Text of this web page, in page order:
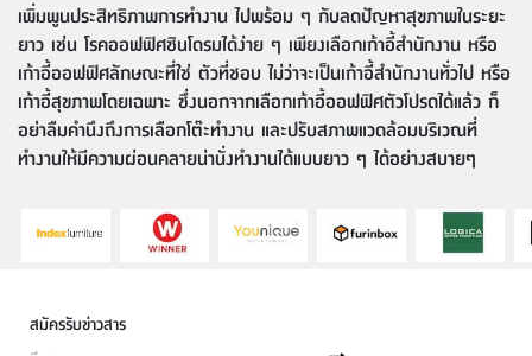
เพิ่มพูนประสิทธิภาพการทำงาน ไปพร้อม ๆ กับลดปัญหาสุขภาพในระยะ
ยาว เช่น โรคออฟฟิศซินโดรมได้ง่าย ๆ เพียงเลือกเก้าอี้สำนักงาน หรือ
เก้าอี้ออฟฟิศลักษณะที่ใช่ ตัวที่ชอบ ไม่ว่าจะเป็นเก้าอี้สำนักงานทั่วไป หรือ
เก้าอี้สุขภาพโดยเฉพาะ ซึ่งนอกจากเลือกเก้าอี้ออฟฟิศตัวโปรดได้แล้ว ก็
อย่าลืมคำนึงถึงการเลือกโต๊ะทำงาน และปรับสภาพแวดล้อมบริเวณที่
ทำงานให้มีความผ่อนคลายน่านั่งทำงานได้แบบยาว ๆ ได้อย่างสบายๆ
สมัครรับข่าวสาร